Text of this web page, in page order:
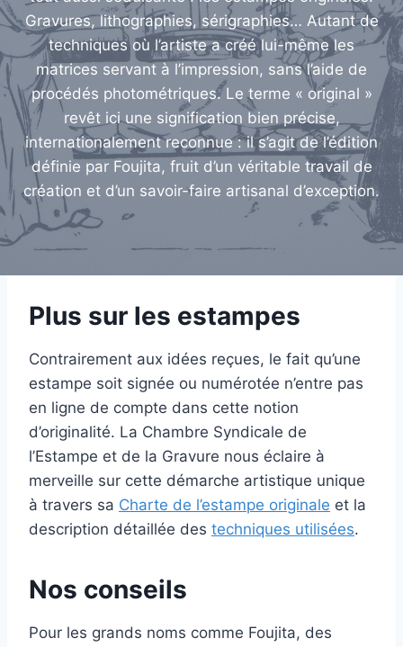
Gravures, lithographies, sérigraphies… Autant de
techniques où l’artiste a créé lui-même les
matrices servant à l’impression, sans l’aide de
procédés photométriques. Le terme « original »
revêt ici une signification bien précise,
internationalement reconnue : il s’agit de l’édition
définie par Foujita, fruit d’un véritable travail de
création et d’un savoir-faire artisanal d’exception.
Plus sur les estampes
Contrairement aux idées reçues, le fait qu’une
estampe soit signée ou numérotée n’entre pas
en ligne de compte dans cette notion
d’originalité. La Chambre Syndicale de
l’Estampe et de la Gravure nous éclaire à
merveille sur cette démarche artistique unique
à travers sa Charte de l’estampe originale et la
description détaillée des techniques utilisées.
Nos conseils
Pour les grands noms comme Foujita, des